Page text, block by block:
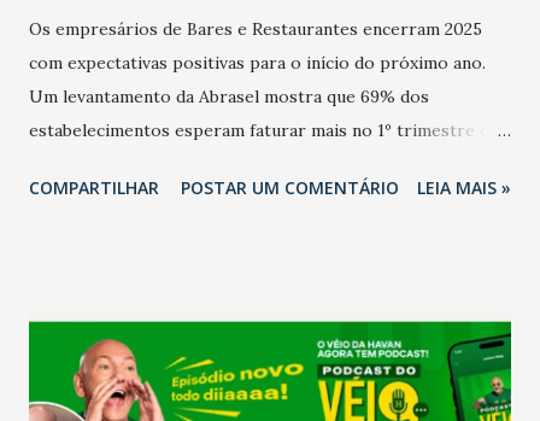
Os empresários de Bares e Restaurantes encerram 2025
com expectativas positivas para o início do próximo ano.
Um levantamento da Abrasel mostra que 69% dos
estabelecimentos esperam faturar mais no 1º trimestre de
relação ao último trimestre deste ano, 56% também
confraternizações de fim de ano e pelo pagamento do 13º
Salário para um número maior de trabalhadores, já que o
país tem a menor taxa de desemprego dos anos recentes.
COMPARTILHAR POSTAR UM COMENTÁRIO LEIA MAIS »